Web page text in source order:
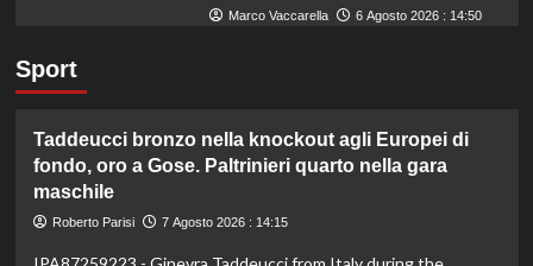
Marco Vaccarella 6 Agosto 2026 : 14:50
Sport
Taddeucci bronzo nella knockout agli Europei di
fondo, oro a Gose. Paltrinieri quarto nella gara
maschile
Roberto Parisi 7 Agosto 2026 : 14:15